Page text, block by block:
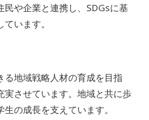
や企業と連携し、SDGsに基
います。
る地域戦略人材の育成を目指
実させています。地域と共に歩
の成長を支えています。